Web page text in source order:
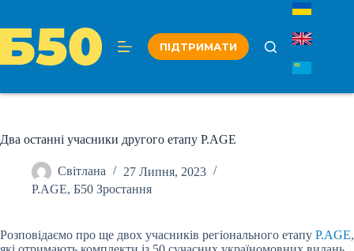
вмісту
ПІДТРИМАТИ
Два останні учасники другого етапу P.AGE
Світлана
27 Липня, 2023
P.AGE, Б50 Зростання
Розповідаємо про ще двох учасників регіонального етапу P.AGE,